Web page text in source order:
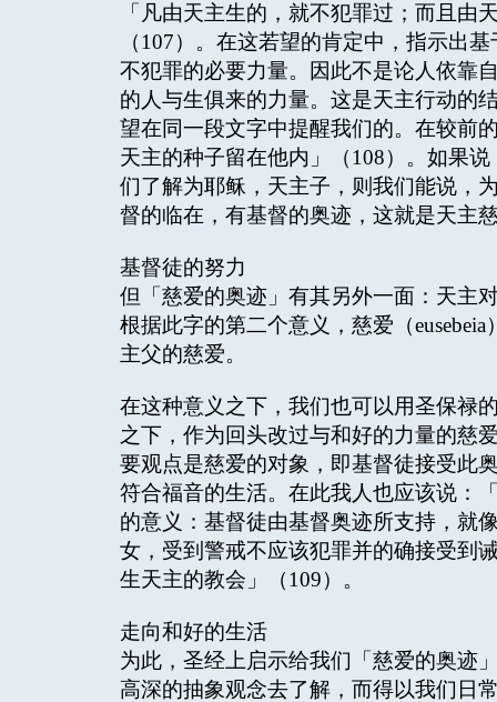
「凡由天主生的，就不犯罪过；而且由
（107）。在这若望的肯定中，指示出
不犯罪的必要力量。因此不是论人依靠
的人与生俱来的力量。这是天主行动的
望在同一段文字中提醒我们的。在较前
天主的种子留在他内」（108）。如果
们了解为耶稣，天主子，则我们能说，
督的临在，有基督的奥迹，这就是天主
基督徒的努力
但「慈爱的奥迹」有其另外一面：天主
根据此字的第二个意义，慈爱（
主父的慈爱。
在这种意义之下，我们也可以用圣保禄
之下，作为回头改过与和好的力量的慈
要观点是慈爱的对象，即基督徒接受此
符合福音的生活。在此我人也应该说：
的意义：基督徒由基督奥迹所支持，就
女，受到警戒不应该犯罪并的确接受到
生天主的教会」（109）。
走向和好的生活
为此，圣经上启示给我们「慈爱的奥迹
高深的抽象观念去了解，而得以我们日